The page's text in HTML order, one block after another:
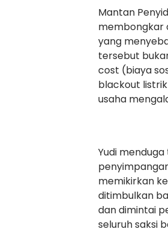
Mantan
membongkar
yang
tersebut
cost (biaya
blackout
usaha
Yudi
memikirkan
ditimbulkan
dan dimintai
seluruh saksi